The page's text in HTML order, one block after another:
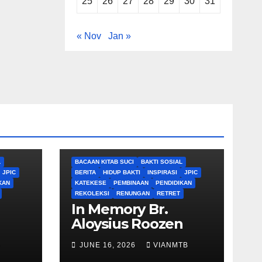
« Nov Jan »
JPIC
BACAAN KITAB SUCI
BAKTI SOSIAL
BERITA
HIDUP BAKTI INSPIRASI
JPIC
KATEKESE
PEMBINAAN
PENDIDIKAN
REKOLEKSI
RENUNGAN RETRET
In Memory Br.
Aloysius Roozen
JUNE 16, 2026 VIANMTB